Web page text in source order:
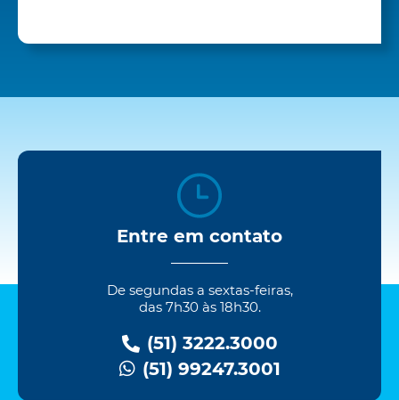
Entre em contato
De segundas a sextas-feiras,
das 7h30 às 18h30.
(51) 3222.3000
(51) 99247.3001